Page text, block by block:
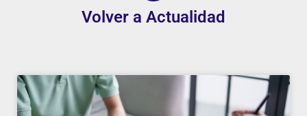
Volver a Actualidad